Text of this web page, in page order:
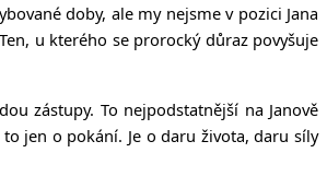
doby, ale my nejsme v pozici Jana
u kterého se prorocký důraz povyšuje
zástupy. To nejpodstatnější na Janově
jen o pokání. Je o daru života, daru síly